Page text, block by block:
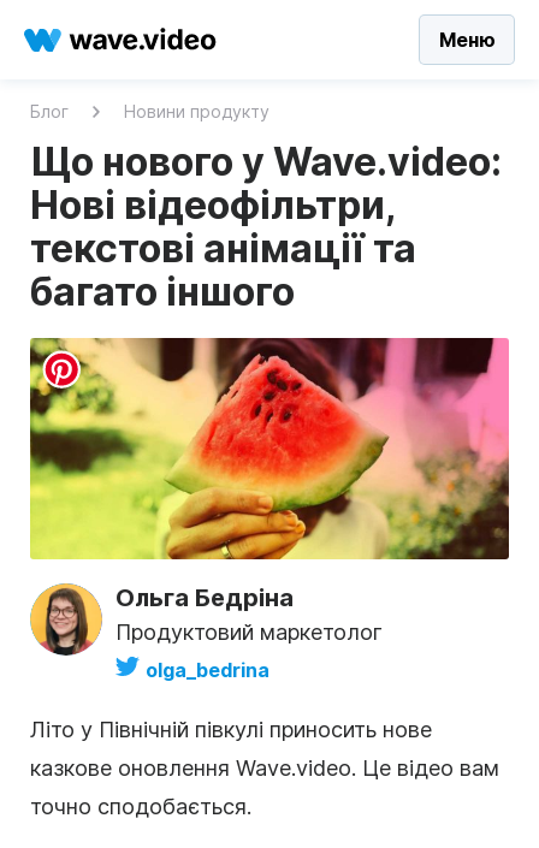
Меню
Блог Новини продукту
Що нового у Wave.video:
Нові відеофільтри,
текстові анімації та
багато іншого
Ольга Бедріна
Продуктовий маркетолог
olga_bedrina
Літо у Північній півкулі приносить нове
казкове оновлення Wave.video. Це відео вам
точно сподобається.